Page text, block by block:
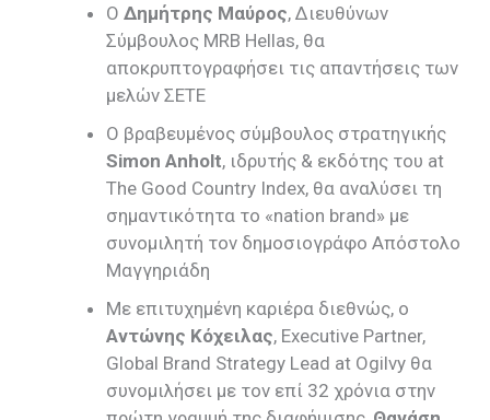
ΟΔημήτρης Μαύρος, Διευθύνων
Σύμβουλος MRB Hellas, θα
αποκρυπτογραφήσει τις απαντήσεις των
μελών ΣΕΤΕ
Ο βραβευμένος σύμβουλος στρατηγικής
Simon Anholt, ιδρυτής & εκδότης του at
The Good Country Index, θα αναλύσει τη
σημαντικότητα το «nation brand» με
συνομιλητή τον δημοσιογράφο Απόστολο
Μαγγηριάδη
Με επιτυχημένη καριέρα διεθνώς, ο
Αντώνης Κόχειλας, Executive Partner,
Global Brand Strategy Lead at Ogilvy θα
συνομιλήσει με τον επί 32 χρόνια στην